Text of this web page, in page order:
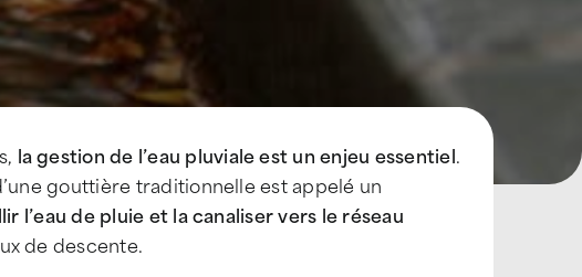
la gestion de l’eau pluviale est un enjeu essentiel.
gouttière traditionnelle est appelé un
l’eau de pluie et la canaliser vers le réseau
de descente.